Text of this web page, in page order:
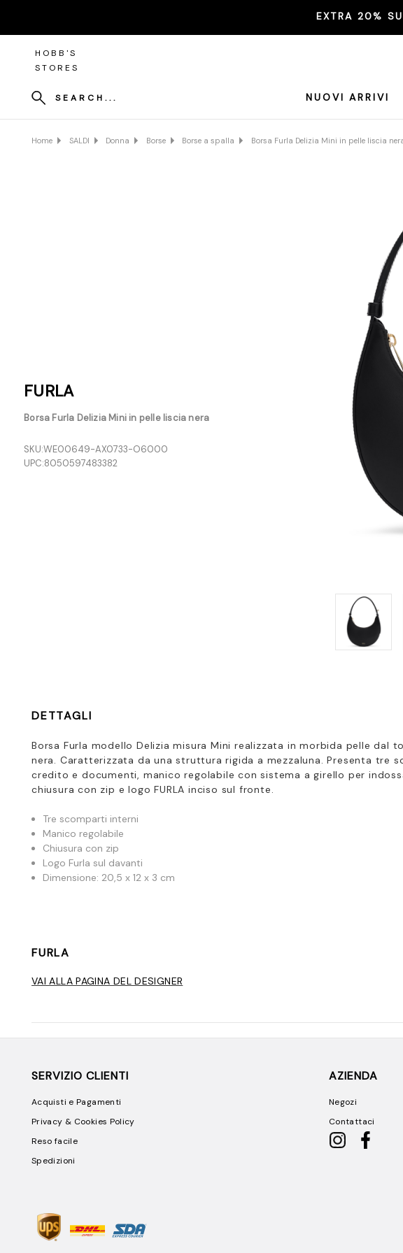
EXTRA 20%
HOBB'S
STORES
SEARCH... NUOVI ARRIVI
Home SALDI Donna Borse Borse a spalla Borsa Furla Delizia Mini in pelle liscia
FURLA
Borsa Furla Delizia Mini in pelle liscia nera
SKU:WE00649-AX0733-O6000
UPC:8050597483382
DETTAGLI
Borsa Furla modello Delizia misura Mini realizzata in morbida pelle dal
nera. Caratterizzata da una struttura rigida a mezzaluna. Presenta tre
credito e documenti, manico regolabile con sistema a girello per
chiusura con zip e logo FURLA inciso sul fronte.
Tre scomparti interni
Manico regolabile
Chiusura con zip
Logo Furla sul davanti
Dimensione: 20,5 x 12 x 3 cm
FURLA
VAI ALLA PAGINA DEL DESIGNER
SERVIZIO CLIENTI
Acquisti e Pagamenti
Privacy & Cookies Policy
Reso facile
Spedizioni
AZIENDA
Negozi
Contattaci